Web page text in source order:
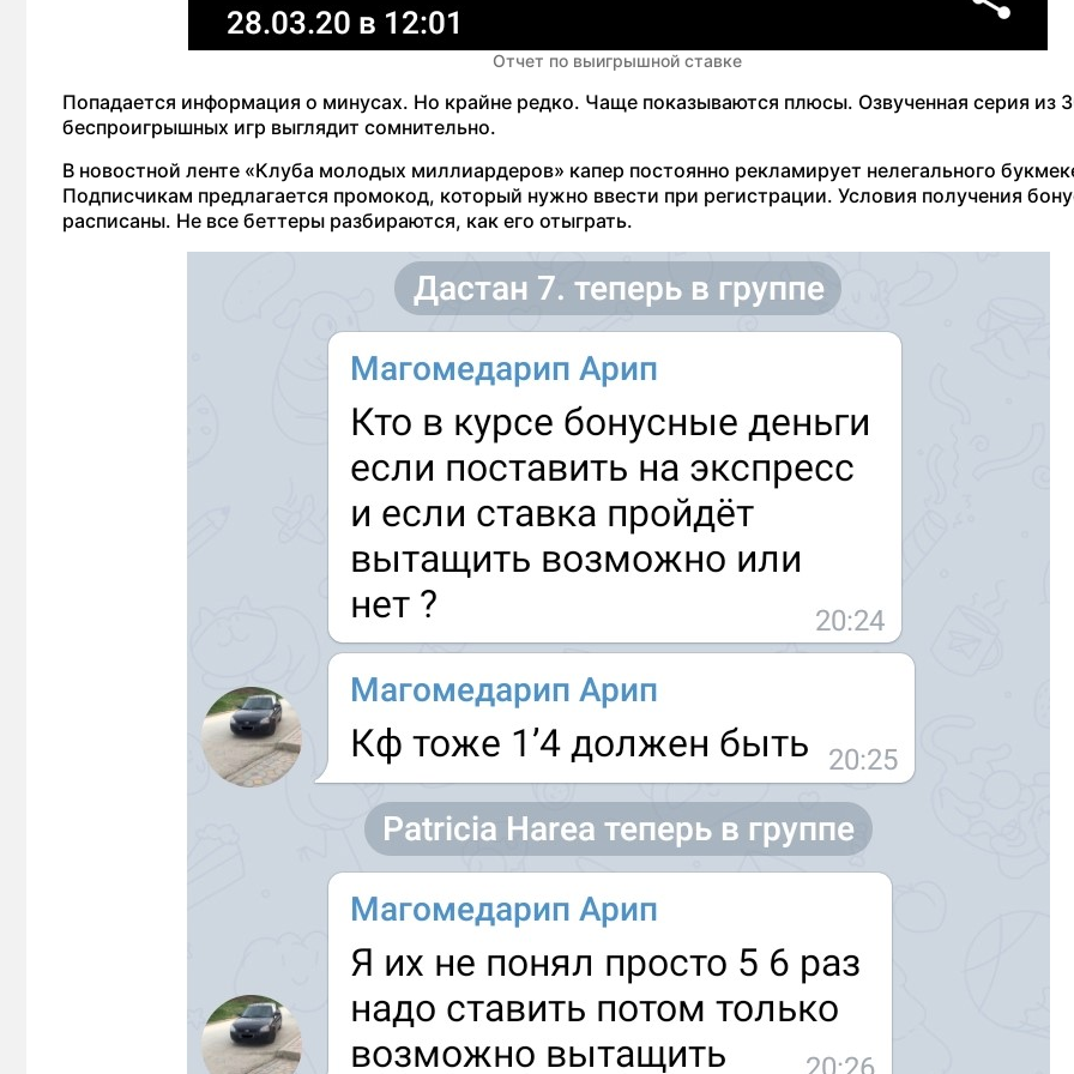
Отчет по выигрышной ставке
Попадается информация о минусах. Но крайне редко. Чаще показываются плюсы. Озвученная серия из
беспроигрышных игр выглядит сомнительно.
В новостной ленте «Клуба молодых миллиардеров» капер постоянно рекламирует нелегального
Подписчикам предлагается промокод, который нужно ввести при регистрации. Условия получения
расписаны. Не все беттеры разбираются, как его отыграть.